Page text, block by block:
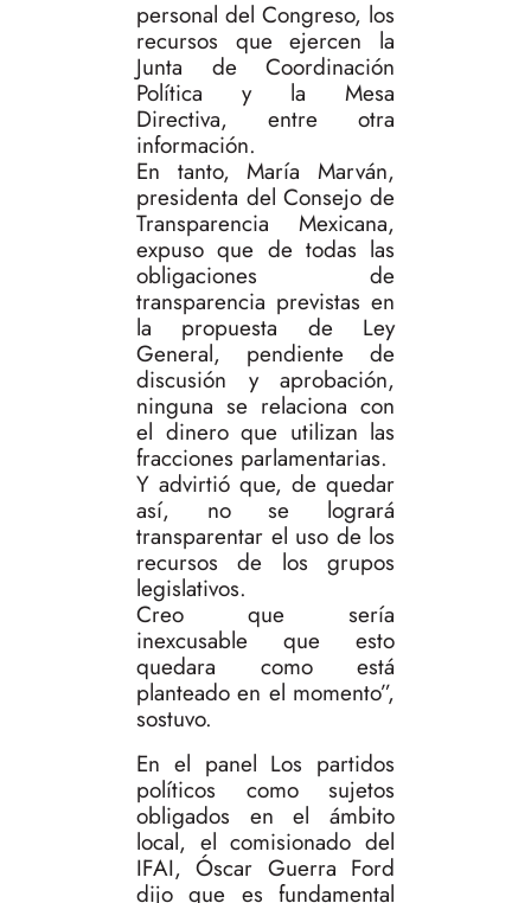
personal del Congreso, los
recursos que ejercen la
Junta de Coordinación
Política y la Mesa
Directiva, entre otra
información.
En tanto, María Marván,
presidenta del Consejo de
Transparencia Mexicana,
expuso que de todas las
obligaciones de
transparencia previstas en
la propuesta de Ley
General, pendiente de
discusión y aprobación,
ninguna se relaciona con
el dinero que utilizan las
fracciones parlamentarias.
Y advirtió que, de quedar
así, no se logrará
transparentar el uso de los
recursos de los grupos
legislativos.
Creo que sería
inexcusable que esto
quedara como está
planteado en el momento”,
sostuvo.
En el panel Los partidos
políticos como sujetos
obligados en el ámbito
local, el comisionado del
IFAI, Óscar Guerra Ford
dijo que es fundamental